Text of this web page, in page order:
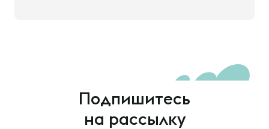
Подпишитесь
на рассылку